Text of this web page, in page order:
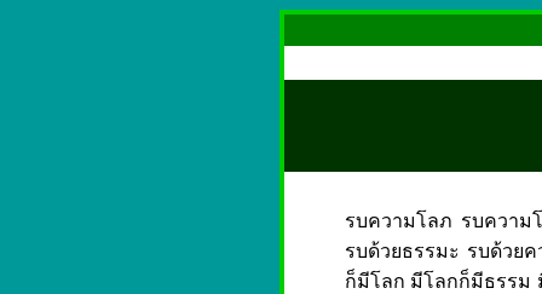
รบความโลภ รบความ
รบด้วยธรรมะ รบด้วย
ก็มีโลก มีโลกก็มีธรรม